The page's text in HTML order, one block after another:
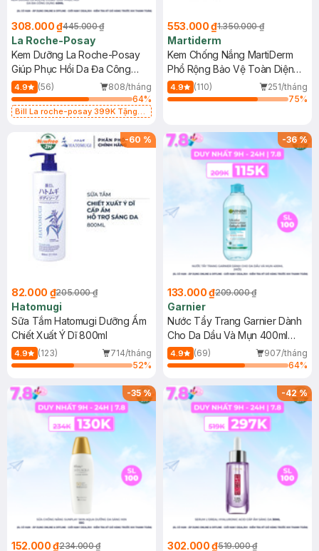
308.000 ₫445.000 ₫
La Roche-Posay
Kem Dưỡng La Roche-Posay
Giúp Phục Hồi Da Đa Công
Dụng 40ml
4.9 (56)
808/tháng
64%
Bill La roche-posay 399K Tặng
(SL có hạn)
553.000 ₫1.350.000 ₫
Martiderm
Kem Chống Nắng MartiDerm
Phổ Rộng Bảo Vệ Toàn Diện
40ml
4.9 (110)
251/tháng
75%
-60 %
82.000 ₫205.000 ₫
Hatomugi
Sữa Tắm Hatomugi Dưỡng Ẩm
Chiết Xuất Ý Dĩ 800ml
4.9 (123)
714/tháng
52%
-36%
133.000 ₫209.000 ₫
Garnier
Nước Tẩy Trang Garnier Dành
Cho Da Dầu Và Mụn 400ml
(Mới)
4.9 (69)
907/tháng
64%
-35%
152.000 ₫234.000 ₫
-42%
302.000 ₫519.000 ₫